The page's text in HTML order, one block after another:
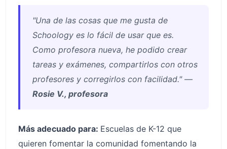
"Una de las cosas que me gusta de
Schoology es lo fácil de usar que es.
Como profesora nueva, he podido crear
tareas y exámenes, compartirlos con otros
profesores y corregirlos con facilidad." —
Rosie V., profesora
Más adecuado para: Escuelas de K-12 que
quieren fomentar la comunidad fomentando la